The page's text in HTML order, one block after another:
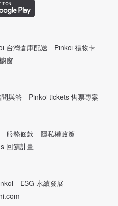
台灣倉庫配送
Pinkoi 禮物卡
窗
與答 Pinkoi tickets 售票專案
服務條款
隱私權政策
回饋計畫
ESG 永續發展